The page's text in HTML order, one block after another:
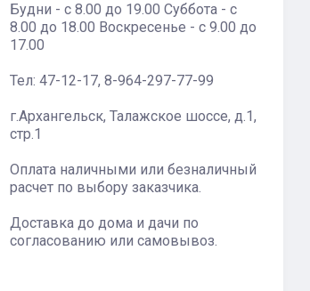
Будни - с 8.00 до 19.00 Суббота - с
8.00 до 18.00 Воскресенье - с 9.00 до
17.00
Тел: 47-12-17, 8-964-297-77-99
г.Архангельск, Талажское шоссе, д.1,
стр.1
Оплата наличными или безналичный
расчет по выбору заказчика.
Доставка до дома и дачи по
согласованию или самовывоз.